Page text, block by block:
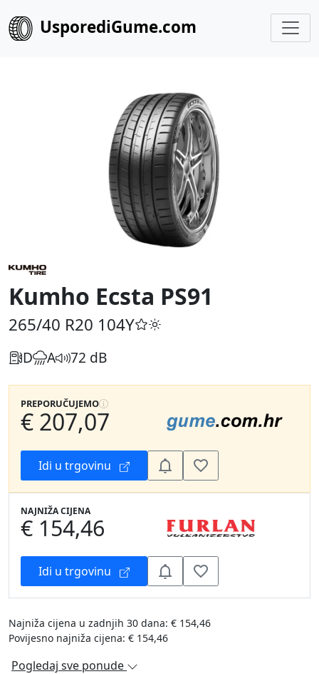
UsporediGume.com
Kumho Ecsta PS91
265/40 R20 104Y
D A 72 dB
PREPORUČUJEMO
€ 207,07
Idi u trgovinu
NAJNIŽA CIJENA
€ 154,46
Idi u trgovinu
Najniža cijena u zadnjih 30 dana: € 154,46
Povijesno najniža cijena: € 154,46
Pogledaj sve ponude